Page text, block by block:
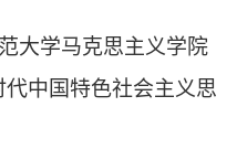
大学马克思主义学院
中国特色社会主义思